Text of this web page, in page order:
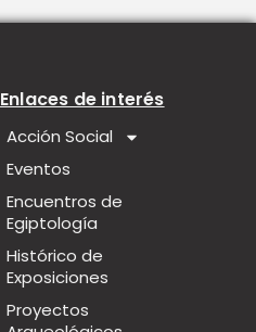
Enlaces de interés
Acción Social
Eventos
Encuentros de
Egiptología
Histórico de
Exposiciones
Proyectos